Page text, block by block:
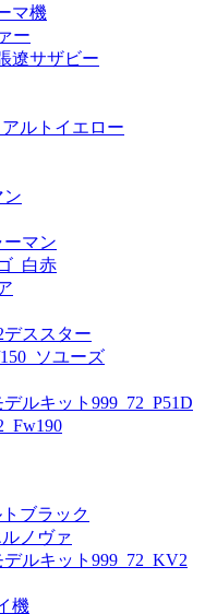
マ機
ー
遼サザビー
ルトイエロー
ン
マン
_白赤
ススター
ソユーズ
ルキット999_72_P51D
ブラック
ノヴァ
ルキット999_72_KV2
機